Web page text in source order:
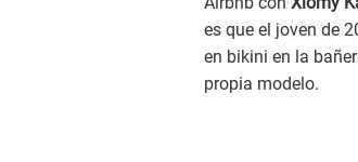
es que el joven de
en bikini en la
propia modelo.